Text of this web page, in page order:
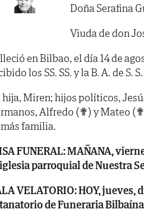
Doña Serafina
Viuda de don
en Bilbao, el día 14 de
los SS. SS. y la B. A. de S. S.
hija, Miren; hijos políticos,
Alfredo (✟) y Mateo
familia.
FUNERAL: MAÑANA,
parroquial de Nuestra
VELATORIO: HOY, jueves,
de Funeraria